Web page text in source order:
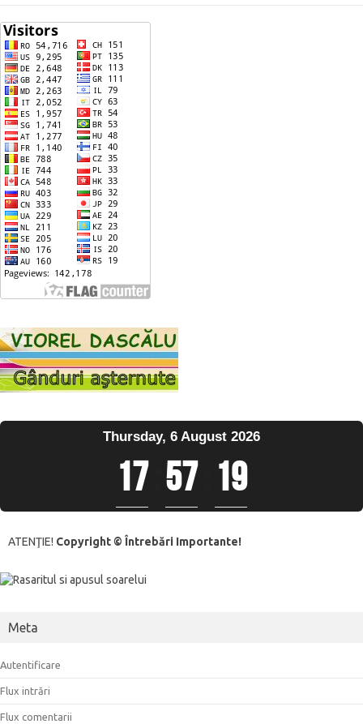
Thursday, 6 August 2026
17 57 19
ATENŢIE! Copyright © Întrebări Importante!
Meta
Autentificare
Flux intrări
Flux comentarii